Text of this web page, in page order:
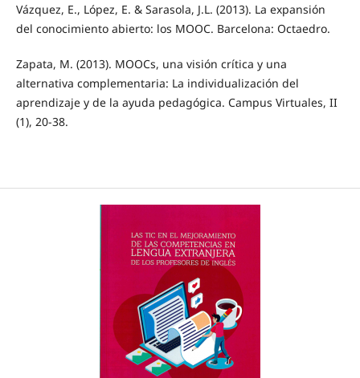
Vázquez, E., López, E. & Sarasola, J.L. (2013). La expansión
del conocimiento abierto: los MOOC. Barcelona: Octaedro.
Zapata, M. (2013). MOOCs, una visión crítica y una
alternativa complementaria: La individualización del
aprendizaje y de la ayuda pedagógica. Campus Virtuales, II
(1), 20-38.